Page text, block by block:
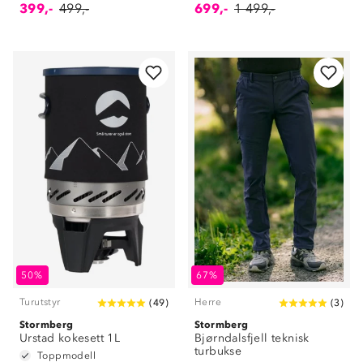
399,- 499,- 699,- 1 499,-
50%
Turutstyr (49)
Stormberg
Urstad kokesett 1L
Toppmodell
67%
Herre (3)
Stormberg
Bjørndalsfjell teknisk
turbukse